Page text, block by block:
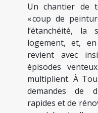
Un chantier de
« coup de
l’étanchéité,
logement, et,
revient avec
épisodes
multiplient. À
demandes de
rapides et de